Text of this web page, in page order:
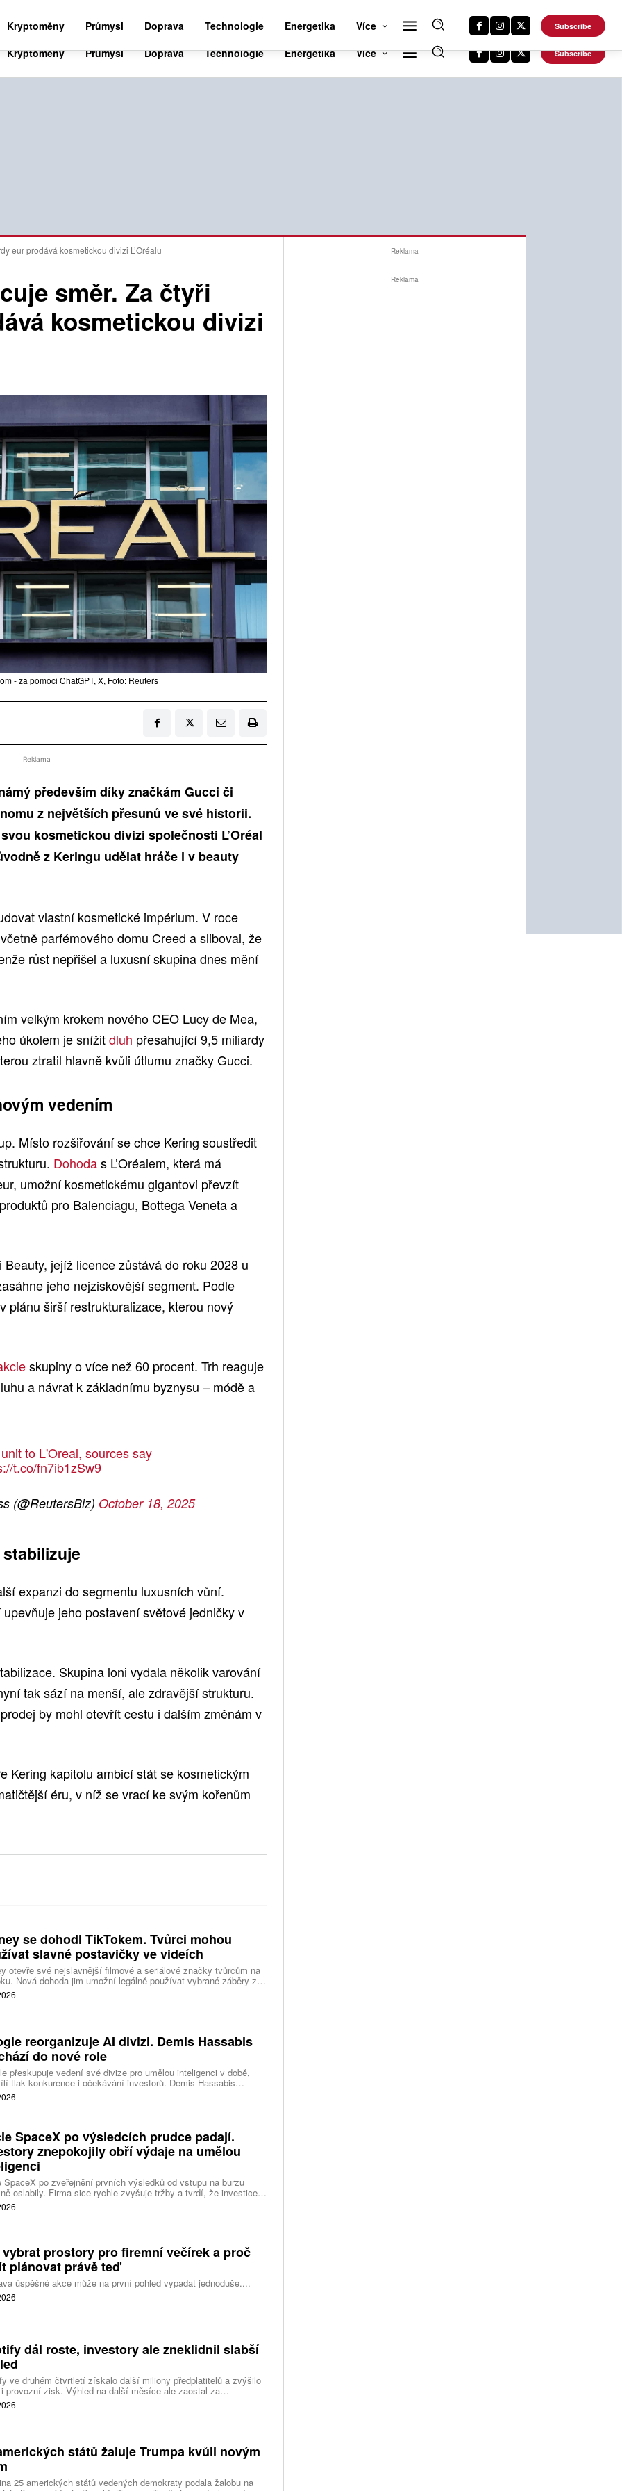
DALŠÍ WEBY
Kryptoměny Průmysl Doprava Technologie Energetika Více Subscribe
eur prodává kosmetickou divizi L’Oréalu
směr. Za čtyři
kosmetickou divizi
- za pomoci ChatGPT, X, Foto: Reuters
Reklama
především díky značkám Gucci či
z největších přesunů ve své historii.
kosmetickou divizi společnosti L’Oréal
z Keringu udělat hráče i v beauty
vlastní kosmetické impérium. V roce
parfémového domu Creed a sliboval, že
růst nepřišel a luxusní skupina dnes mění
velkým krokem nového CEO Lucy de Mea,
úkolem je snížitdluh přesahující 9,5 miliardy
ztratil hlavně kvůli útlumu značky Gucci.
vedením
Místo rozšiřování se chce Kering soustředit
Dohodas L’Oréalem, která má
umožní kosmetickému gigantovi převzít
pro Balenciagu, Bottega Veneta a
jejíž licence zůstává do roku 2028 u
jeho nejziskovější segment. Podle
plánu širší restrukturalizace, kterou nový
skupiny o více než 60 procent. Trh reaguje
a návrat k základnímu byznysu – módě a
to L'Oreal, sources say
t.co/fn7ib1zSw9
(@ReutersBiz) October 18, 2025
stabilizuje
expanzi do segmentu luxusních vůní.
jeho postavení světové jedničky v
Skupina loni vydala několik varování
tak sází na menší, ale zdravější strukturu.
by mohl otevřít cestu i dalším změnám v
Kering kapitolu ambicí stát se kosmetickým
éru, v níž se vrací ke svým kořenům
se dohodl TikTokem. Tvůrci mohou
slavné postavičky ve videích
otevře své nejslavnější filmové a seriálové značky tvůrcům na
Nová dohoda jim umožní legálně používat vybrané záběry z
studia a sdílet vlastní videa také na platformě Disney Verts.
reorganizuje AI divizi. Demis Hassabis
do nové role
přeskupuje vedení své divize pro umělou inteligenci v době,
tlak konkurence i očekávání investorů. Demis Hassabis
každodenní řízení DeepMind a zaměří se na vývoj pokročilé
inteligence i její dopad na společnost.
SpaceX po výsledcích prudce padají.
znepokojily obří výdaje na umělou
SpaceX po zveřejnění prvních výsledků od vstupu na burzu
oslabily. Firma sice rychle zvyšuje tržby a tvrdí, že investice
inteligence se vracejí mnohem rychleji než dříve, investoři ale
zda je tempo rekordních výdajů dlouhodobě udržitelné.
prostory pro firemní večírek a proč
plánovat právě teď
úspěšné akce může na první pohled vypadat jednoduše....
dál roste, investory ale zneklidnil slabší
ve druhém čtvrtletí získalo další miliony předplatitelů a zvýšilo
provozní zisk. Výhled na další měsíce ale zaostal za
a ukázal, že další růst bude vyžadovat vyšší výdaje na
nové služby a umělou inteligenci.
států žaluje Trumpa kvůli novým
25 amerických států vedených demokraty podala žalobu na
Reklama
Reklama